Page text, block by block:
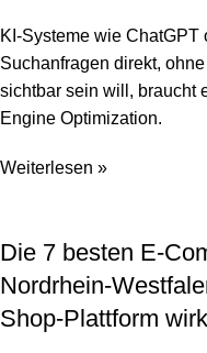
KI-Systeme wie
Suchanfragen direkt,
sichtbar sein will, braucht
Engine Optimization.
Weiterlesen »
Die 7 besten E-
Nordrhein-
Shop-Plattform